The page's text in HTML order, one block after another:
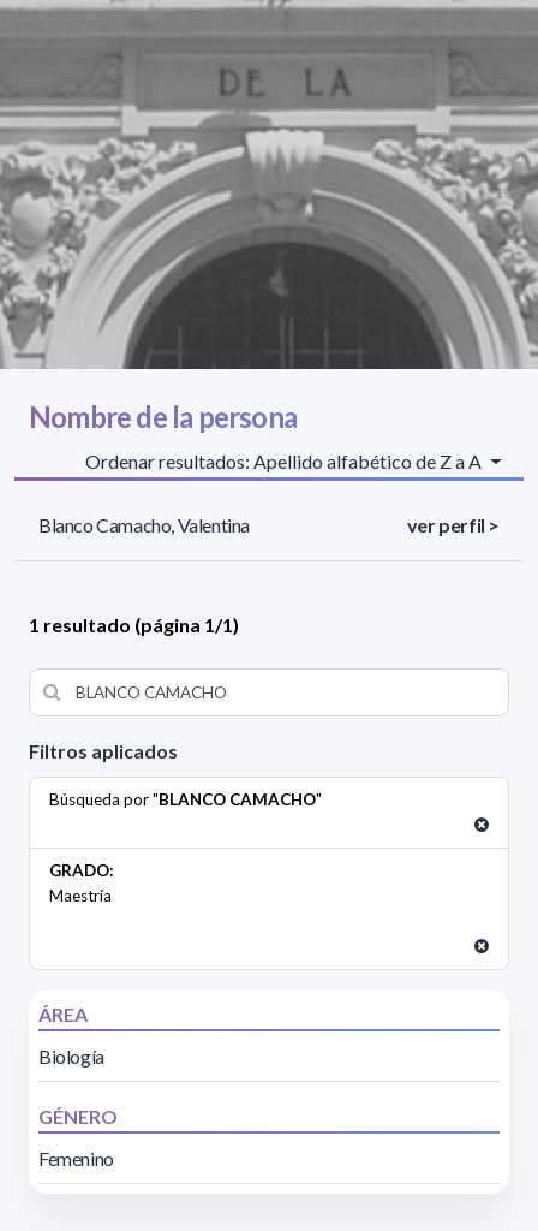
Filtros aplicados
Búsqueda por "BLANCO CAMACHO"
GRADO:
Maestría
ÁREA
Biología
GÉNERO
Femenino
Nombre de la persona
Ordenar resultados: Apellido alfabético de Z a A
Blanco Camacho, Valentina ver perfil >
1 resultado (página 1/1)